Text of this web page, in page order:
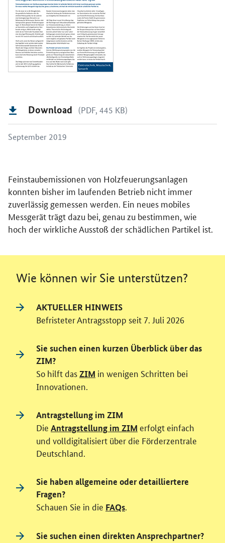
Download (PDF, 445 KB)
September 2019
Feinstaubemissionen von Holzfeuerungsanlagen
konnten bisher im laufenden Betrieb nicht immer
zuverlässig gemessen werden. Ein neues mobiles
Messgerät trägt dazu bei, genau zu bestimmen, wie
hoch der wirkliche Ausstoß der schädlichen Partikel ist.
Wie können wir Sie unterstützen?
AKTUELLER HINWEIS
Befristeter Antragsstopp seit 7. Juli 2026
Sie suchen einen kurzen Überblick über das
ZIM?
So hilft dasZIM in wenigen Schritten bei
Innovationen.
Antragstellung im ZIM
Die Antragstellung im ZIM erfolgt einfach
und volldigitalisiert über die Förderzentrale
Deutschland.
Sie haben allgemeine oder detailliertere
Fragen?
Schauen Sie in die FAQs.
Sie suchen einen direkten Ansprechpartner?